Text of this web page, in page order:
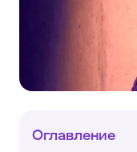
Оглавление